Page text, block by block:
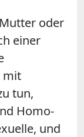
oder
einer
mit
tun,
Homo-
und